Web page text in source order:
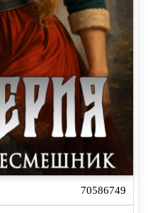
70586749